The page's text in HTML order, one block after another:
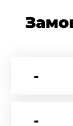
-
-